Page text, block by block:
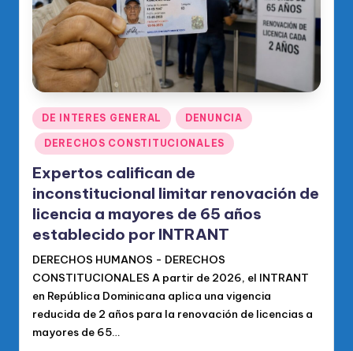
Publicado
en
DE INTERES GENERAL DENUNCIA
DERECHOS CONSTITUCIONALES
Expertos califican de
inconstitucional limitar renovación de
licencia a mayores de 65 años
establecido por INTRANT
DERECHOS HUMANOS - DERECHOS
CONSTITUCIONALES A partir de 2026, el INTRANT
en República Dominicana aplica una vigencia
reducida de 2 años para la renovación de licencias a
mayores de 65…